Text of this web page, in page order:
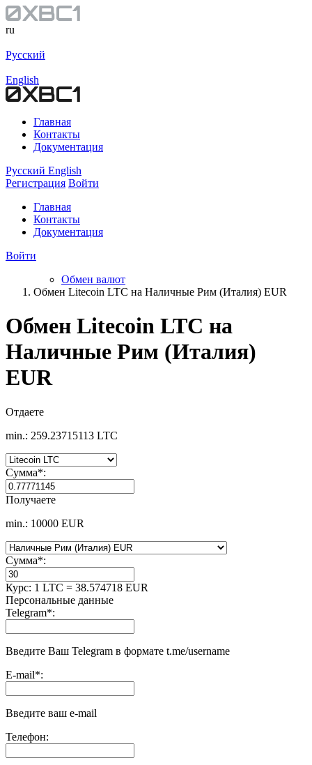
ru
Русский
English
Главная
Контакты
Документация
Русский English
Регистрация Войти
Главная
Контакты
Документация
Войти
Обмен валют
Обмен Litecoin LTC на Наличные Рим (Италия) EUR
Обмен Litecoin LTC на
Наличные Рим (Италия)
EUR
Отдаете
min.: 259.23715113 LTC
Сумма*:
Получаете
min.: 10000 EUR
Сумма*:
Курс: 1 LTC = 38.574718 EUR
Персональные данные
Telegram*:
Введите Ваш Telegram в формате t.me/username
E-mail*:
Введите ваш e-mail
Телефон: